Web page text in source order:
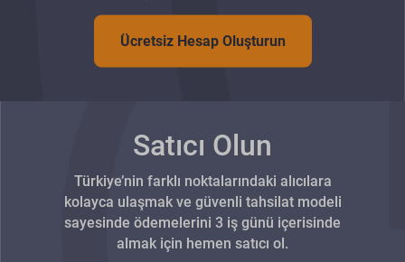
Ücretsiz Hesap Oluşturun
Satıcı Olun
Türkiye’nin farklı noktalarındaki alıcılara
kolayca ulaşmak ve güvenli tahsilat modeli
sayesinde ödemelerini 3 iş günü içerisinde
almak için hemen satıcı ol.